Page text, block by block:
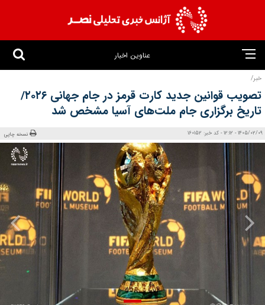
عناوین اخبار
خبر/
تصویب قوانین جدید کارت قرمز در جام جهانی ۲۰۲۶/
تاریخ برگزاری جام ملت‌های آسیا مشخص شد
1405/02/09 - 12:12 - کد خبر: 160152 نسخه چاپی